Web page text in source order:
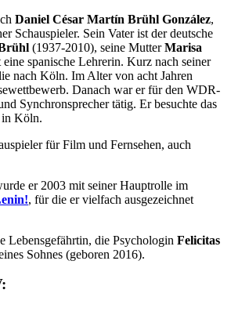
Daniel César Martín Brühl González,
Schauspieler. Sein Vater ist der deutsche
(1937-2010), seine MutterMarisa
eine spanische Lehrerin. Kurz nach seiner
nach Köln. Im Alter von acht Jahren
Danach war er für den WDR-
Synchronsprecher tätig. Er besuchte das
in Köln.
für Film und Fernsehen, auch
er 2003 mit seiner Hauptrolle im
, für die er vielfach ausgezeichnet
Lebensgefährtin, die Psychologin Felicitas
Sohnes (geboren 2016).